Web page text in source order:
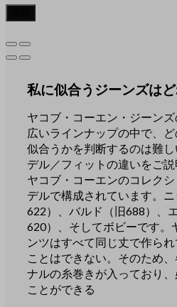
私に似合うジーンズはど
ヤコブ・コーエン・ジーンズ
広いラインナップの中で、
似合うかを判断するのは難
デル／フィットの違いをご説
ヤコブ・コーエンのコレク
デルで構成されています。
622）、バルド（旧688）、
620）、そしてボビーです。
ンツはすべて同じ丈で作ら
ことはできない。そのため
ナルの糸巻きが入っており
ことができる